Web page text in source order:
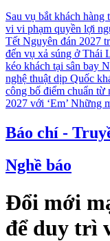
Sau vụ bắt khách
vi vi phạm quyền lợi
Tết Nguyên đán 2027
đến vụ xả súng ở Thái
kéo khách tại sân bay
nghệ thuật dịp Quốc
công bố điểm chuẩn từ
2027 với ‘Em’ Những
Báo chí -
Nghề báo
Đổi mới
để duy trì